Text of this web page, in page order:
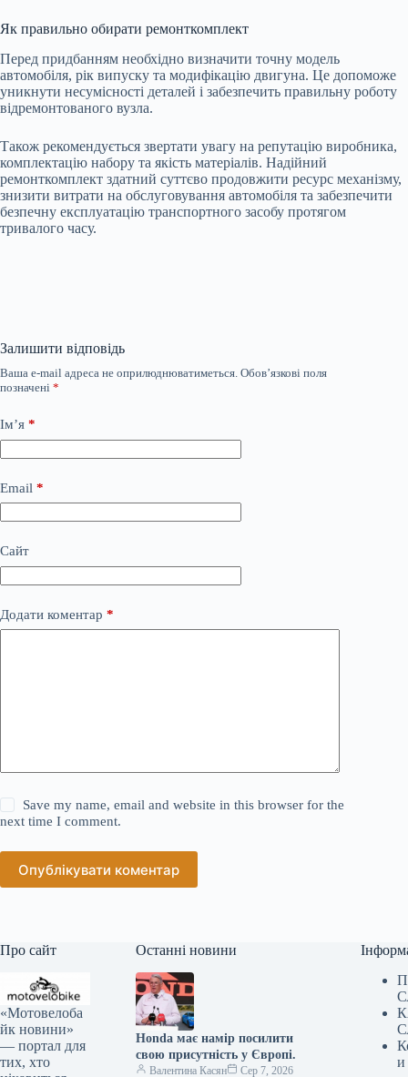
Як правильно обирати ремонткомплект
Перед придбанням необхідно визначити точну модель
автомобіля, рік випуску та модифікацію двигуна. Це допоможе
уникнути несумісності деталей і забезпечить правильну роботу
відремонтованого вузла.
Також рекомендується звертати увагу на репутацію виробника,
комплектацію набору та якість матеріалів. Надійний
ремонткомплект здатний суттєво продовжити ресурс механізму,
знизити витрати на обслуговування автомобіля та забезпечити
безпечну експлуатацію транспортного засобу протягом
тривалого часу.
Залишити відповідь
Ваша e-mail адреса не оприлюднюватиметься. Обов’язкові поля
позначені *
Ім’я *
Email *
Сайт
Додати коментар *
Save my name, email and website in this browser for the
next time I comment.
Опублікувати коментар
Про сайт
«Мотовелоба
йк новини»
— портал для
тих, хто
Останні новини
Honda має намір посилити
свою присутність у Європі.
Валентина Касян Сер 7, 2026
и